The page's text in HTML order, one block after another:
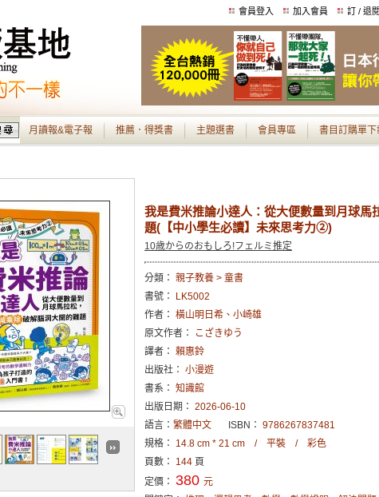
會員登入 加入會員 訂 / 退
月讀報&電子報 推薦．得獎書 主題選書 會員專區 書目訂購單下
我是費米推論小達人：從大便數量到月球馬
題(【中小學生必讀】未來思考力②)
10歳からのおもしろ!フェルミ推定
分類： 親子教養 > 童書
書號：
LK5002
作者： 橫山明日希、小崎雄
原文作者：
こざきゆう
譯者： 賴惠鈴
出版社： 小漫遊
書系： 知識館
出版日期： 2026-06-10
語言： 繁體中文 ISBN： 9786267837481
規格： 14.8 cm * 21 cm / 平裝 / 彩色
頁數： 144 頁
定價： 380 元